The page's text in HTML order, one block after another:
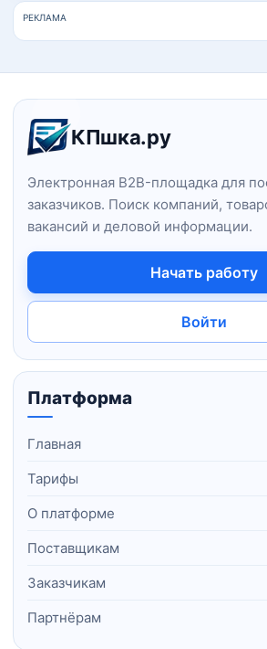
РЕКЛАМА
Навигация и
КПшка.ру
Электронная B2B-площадка для
заказчиков. Поиск компаний,
вакансий и деловой информации.
Начать работу
Войти
Платформа
Главная
Тарифы
О платформе
Поставщикам
Заказчикам
Партнёрам